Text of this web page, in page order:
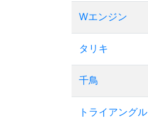
Wエンジン
タリキ
千鳥
トライアングル